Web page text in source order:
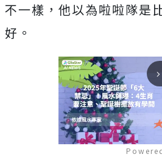
不一樣， 他以為啦啦隊是
好。
arrow_forward_ios